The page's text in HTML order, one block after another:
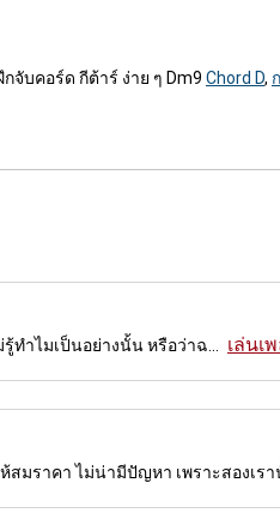
จับคอร์ด กีต้าร์ ง่าย ๆ Dm9 Chord D,
ำไมเป็นอย่างนั้น หรือว่าฉ... เล่นเ
มราคา ไม่น่ามีปัญหา เพราะสองเรา